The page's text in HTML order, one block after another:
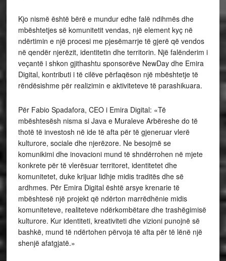
Kjo nismë është bërë e mundur edhe falë ndihmës dhe
mbështetjes së komunitetit vendas, një element kyç në
ndërtimin e një procesi me pjesëmarrje të gjerë që vendos
në qendër njerëzit, identitetin dhe territorin. Një falënderim i
veçantë i shkon gjithashtu sponsorëve NewDay dhe Emira
Digital, kontributi i të cilëve përfaqëson një mbështetje të
rëndësishme për realizimin e aktiviteteve të parashikuara.
Për Fabio Spadafora, CEO i Emira Digital: «Të
mbështesësh nisma si Java e Muraleve Arbëreshe do të
thotë të investosh në ide të afta për të gjeneruar vlerë
kulturore, sociale dhe njerëzore. Ne besojmë se
komunikimi dhe inovacioni mund të shndërrohen në mjete
konkrete për të vlerësuar territoret, identitetet dhe
komunitetet, duke krijuar lidhje midis traditës dhe së
ardhmes. Për Emira Digital është arsye krenarie të
mbështesë një projekt që ndërton marrëdhënie midis
komuniteteve, realiteteve ndërkombëtare dhe trashëgimisë
kulturore. Kur identiteti, kreativiteti dhe vizioni punojnë së
bashkë, mund të ndërtohen përvoja të afta për të lënë një
shenjë afatgjatë.»